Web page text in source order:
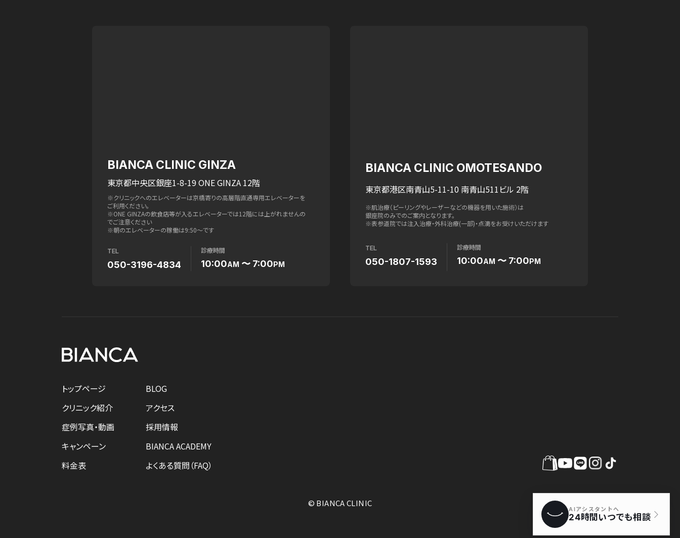
BIANCA CLINIC GINZA
東京都中央区銀座1-8-19 ONE GINZA 12階
※クリニックへのエレベーターは京橋寄りの高層階直通専用エレベーターを
ご利用ください。
※ONE GINZAの飲食店等が入るエレベーターでは12階には上がれませんの
でご注意ください
※朝のエレベーターの稼働は9:50〜です
TEL
050-3196-4834
診療時間
10:00AM 〜 7:00PM
BIANCA CLINIC OMOTESANDO
東京都港区南青山5-11-10 南青山511ビル 2階
※肌治療（ピーリングやレーザーなどの機器を用いた施術）は
銀座院のみでのご案内となります。
※表参道院では注入治療・外科治療(一部)・点滴をお受けいただけます
TEL
050-1807-1593
診療時間
10:00AM 〜 7:00PM
トップページ
クリニック紹介
症例写真・動画
キャンペーン
料金表
BLOG
アクセス
採用情報
BIANCA ACADEMY
よくある質問（FAQ）
© BIANCA CLINIC